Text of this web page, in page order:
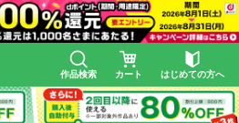
作品検索 カート はじめての方へ